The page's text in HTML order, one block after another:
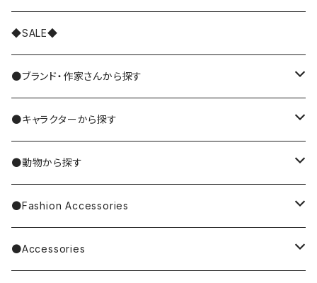
◆SALE◆
●ブランド・作家さんから探す
MIYUKI MATSUO/松尾ミユキ
Nathalie Lete
Miyagi Chika/みやぎちか
BAREFOOT
●キャラクターから探す
Krtek／もぐらのクルテク
PUPPET SUNSUN／パペットスンスン
Garfield
●動物から探す
cat／猫
dog／犬
●Fashion Accessories
Bag
●Accessories